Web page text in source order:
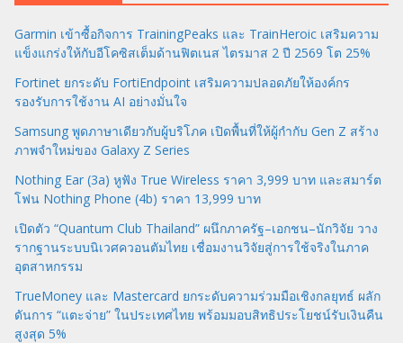
Garmin เข้าซื้อกิจการ TrainingPeaks และ TrainHeroic เสริมความ
แข็งแกร่งให้กับอีโคซิสเต็มด้านฟิตเนส ไตรมาส 2 ปี 2569 โต 25%
Fortinet ยกระดับ FortiEndpoint เสริมความปลอดภัยให้องค์กร
รองรับการใช้งาน AI อย่างมั่นใจ
Samsung พูดภาษาเดียวกับผู้บริโภค เปิดพื้นที่ให้ผู้กำกับ Gen Z สร้าง
ภาพจำใหม่ของ Galaxy Z Series
Nothing Ear (3a) หูฟัง True Wireless ราคา 3,999 บาท และสมาร์ต
โฟน Nothing Phone (4b) ราคา 13,999 บาท
เปิดตัว “Quantum Club Thailand” ผนึกภาครัฐ–เอกชน–นักวิจัย วาง
รากฐานระบบนิเวศควอนตัมไทย เชื่อมงานวิจัยสู่การใช้จริงในภาค
อุตสาหกรรม
TrueMoney และ Mastercard ยกระดับความร่วมมือเชิงกลยุทธ์ ผลัก
ดันการ “แตะจ่าย” ในประเทศไทย พร้อมมอบสิทธิประโยชน์รับเงินคืน
สูงสุด 5%